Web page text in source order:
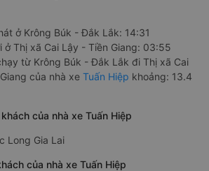
ở Krông Búk - Đắk Lắk: 14:31
ở Thị xã Cai Lậy - Tiền Giang: 03:55
từ Krông Búk - Đắk Lắk đi Thị xã Cai
của nhà xe Tuấn Hiệp khoảng: 13.4
của nhà xe Tuấn Hiệp
Long Gia Lai
của nhà xe Tuấn Hiệp